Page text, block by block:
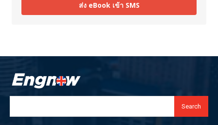
ส่ง eBook เข้า SMS
Search